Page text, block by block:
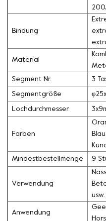
Bindung
Material
Segment Nr. 3
Segmentgröße
Lochdurchmesser
Farben
Mindestbestellmenge 9
Verwendung
usw.
Anwendung